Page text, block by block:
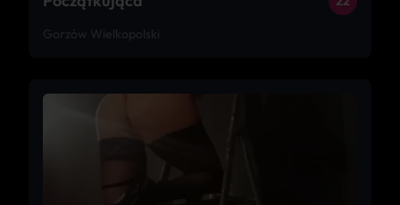
Gorzów Wielkopolski